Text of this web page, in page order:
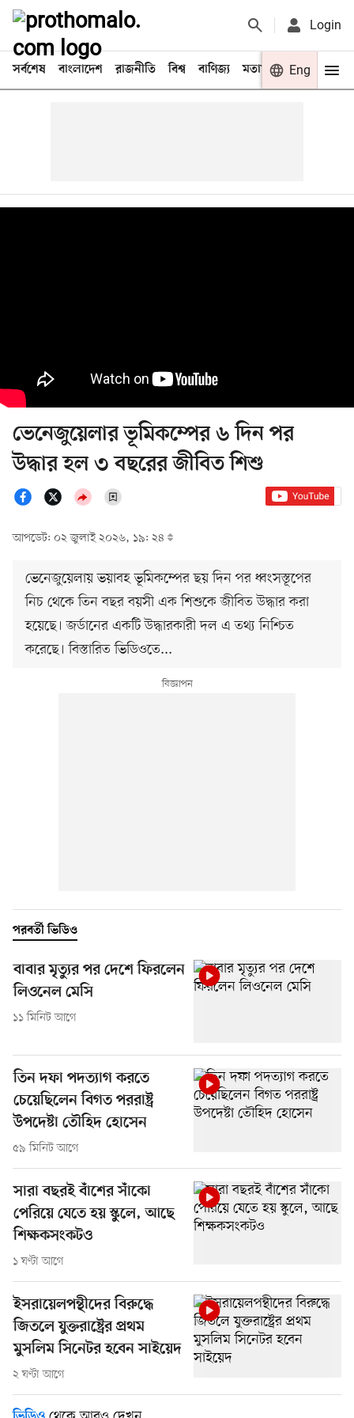
Login
সর্বশেষ বাংলাদেশ রাজনীতি বিশ্ব বাণিজ্য মতামত খেলা
Eng
ভেনেজুয়েলার ভূমিকম্পের ৬ দিন পর
উদ্ধার হল ৩ বছরের জীবিত শিশু
আপডেট: ০২ জুলাই ২০২৬, ১৯: ২৪
ভেনেজুয়েলায় ভয়াবহ ভূমিকম্পের ছয় দিন পর ধ্বংসস্তূপের
নিচ থেকে তিন বছর বয়সী এক শিশুকে জীবিত উদ্ধার করা
হয়েছে। জর্ডানের একটি উদ্ধারকারী দল এ তথ্য নিশ্চিত
করেছে। বিস্তারিত ভিডিওতে...
পরবর্তী ভিডিও
বাবার মৃত্যুর পর দেশে ফিরলেন
লিওনেল মেসি
১১ মিনিট আগে
তিন দফা পদত্যাগ করতে
চেয়েছিলেন বিগত পররাষ্ট্র
উপদেষ্টা তৌহিদ হোসেন
৫৯ মিনিট আগে
সারা বছরই বাঁশের সাঁকো
পেরিয়ে যেতে হয় স্কুলে, আছে
শিক্ষকসংকটও
১ ঘণ্টা আগে
ইসরায়েলপন্থীদের বিরুদ্ধে
জিতলে যুক্তরাষ্ট্রের প্রথম
মুসলিম সিনেটর হবেন সাইয়েদ
২ ঘণ্টা আগে